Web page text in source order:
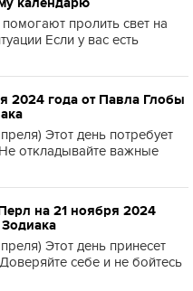
пролить свет на
Если у вас есть
2024 года от Павла Глобы
Этот день потребует
откладывайте важные
на 21 ноября 2024
Этот день принесет
себе и не бойтесь